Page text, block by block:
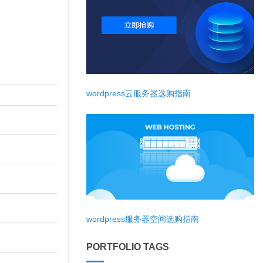
wordpress云服务器选购指南
wordpress服务器空间选购指南
PORTFOLIO TAGS